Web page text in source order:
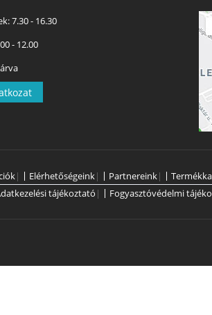
7.30 - 16.30
- 12.00
| Elérhetőségeink| Partnereink|
tájékoztató | Fogyasztóvédelmi